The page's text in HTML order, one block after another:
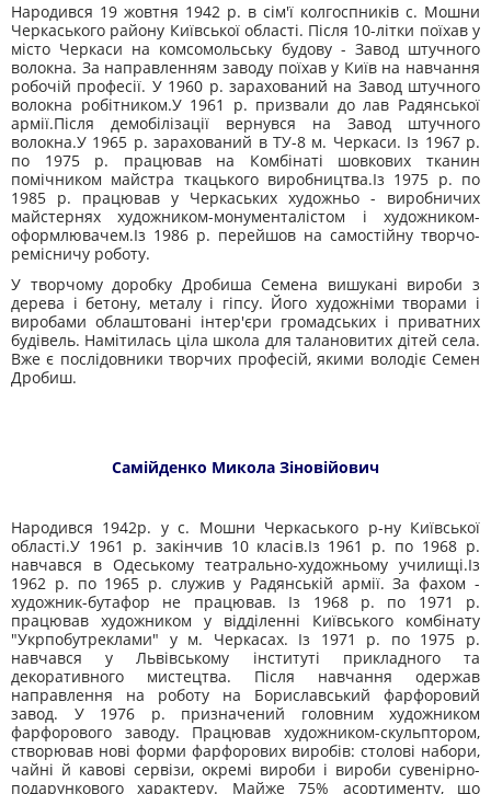
Народився 19 жовтня 1942 р. в сім'ї колгоспників с. Мошни
Черкаського району Київської області. Після 10-літки пої­хав у
місто Черкаси на комсомольську будову - Завод штучного
волокна. За направленням заводу поїхав у Київ на навчання
ро­бочій професії. У 1960 р. зарахований на Завод штучного
волокна робіт­ником.У 1961 р. призвали до лав Радянської
армії.Після демобілізації вернувся на Завод штучного
волокна.У 1965 р. зарахований в ТУ-8 м. Черкаси. Із 1967 р.
по 1975 р. працював на Комбінаті шовкових тка­нин
помічником майстра ткацького виробництва.Із 1975 р. по
1985 р. працював у Черкаських художньо - ви­робничих
майстернях художником-монументалістом і художником-
оформлювачем.Із 1986 р. перейшов на самостійну творчо-
ремісничу робо­ту.
У творчому доробку Дробиша Семена вишукані вироби з
дерева і бетону, металу і гіпсу. Його художніми творами і
вироба­ми облаштовані інтер'єри громадських і приватних
будівель. Намітилась ціла школа для талановитих дітей села.
Вже є послі­довники творчих професій, якими володіє Семен
Дробиш.
Самійденко Микола Зіновійович
Народився 1942р. у с. Мошни Черкаського р-ну Київ­ської
області.У 1961 р. закінчив 10 класів.Із 1961 р. по 1968 р.
навчався в Одеському театрально-ху­дожньому училищі.Із
1962 р. по 1965 р. служив у Радянській армії. За фахом -
художник-бутафор не працював. Із 1968 р. по 1971 р.
працював художником у відділенні Ки­ївського комбінату
"Укрпобутреклами" у м. Черкасах. Із 1971 р. по 1975 р.
навчався у Львівському інституті при­кладного та
декоративного мистецтва. Після навчання одержав
направлення на роботу на Бориславський фарфоровий
завод. У 1976 р. призначений головним художником
фарфоро­вого заводу. Працював художником-скульптором,
створював нові форми фарфорових виробів: столові набори,
чайні й каво­ві сервізи, окремі вироби і вироби сувенірно-
подарункового ха­рактеру. Майже 75% асортименту, що